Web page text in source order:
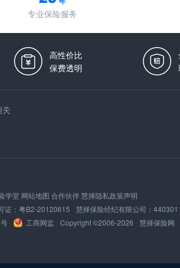
专业保险服务
高性价比
保费透明
学堂 网站地图 合作伙伴 慧择隐私政策声明
证： 粤B2-20120615 慧择保险经纪有限公司：
工商网监 Copyright ©2006-2026 慧择保险网